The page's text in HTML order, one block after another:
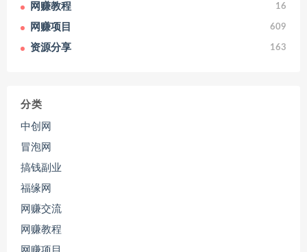
网赚教程 16
网赚项目 609
资源分享 163
分类
中创网
冒泡网
搞钱副业
福缘网
网赚交流
网赚教程